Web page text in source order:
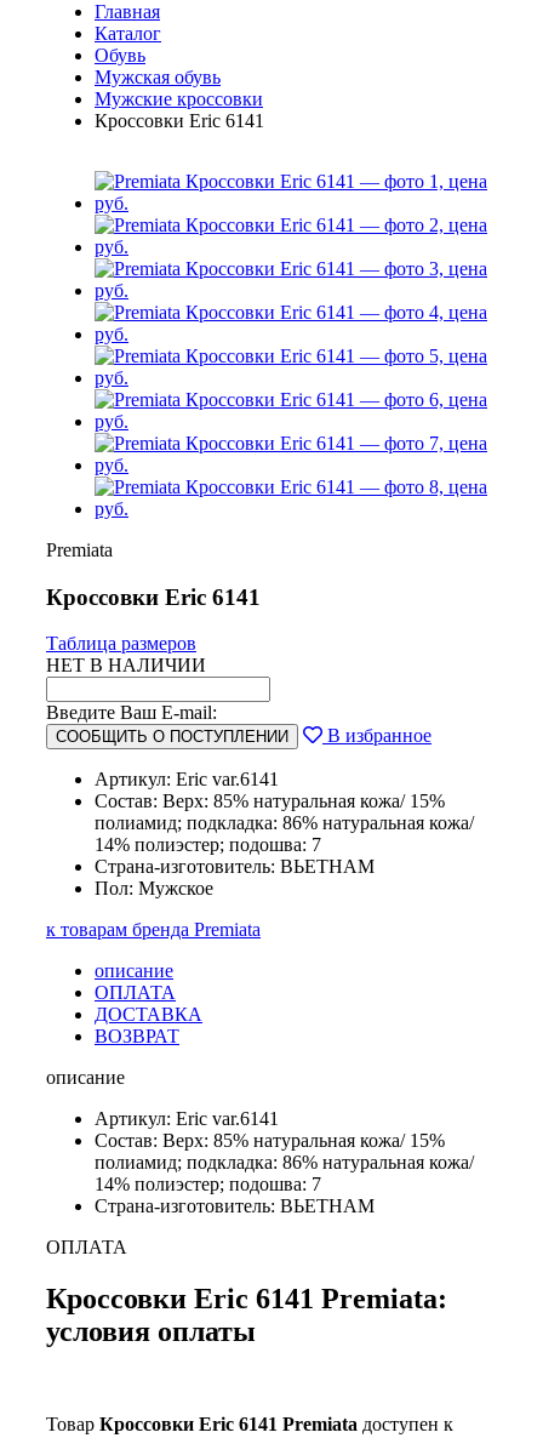
Главная
Каталог
Обувь
Мужская обувь
Мужские кроссовки
Кроссовки Eric 6141
Premiata
Кроссовки Eric 6141
Таблица размеров
НЕТ В НАЛИЧИИ
Введите Ваш E-mail:
СООБЩИТЬ О ПОСТУПЛЕНИИ В избранное
Артикул: Eric var.6141
Состав: Верх: 85% натуральная кожа/ 15%
полиамид; подкладка: 86% натуральная кожа/
14% полиэстер; подошва: 7
Страна-изготовитель: ВЬЕТНАМ
Пол: Мужское
к товарам бренда Premiata
описание
ОПЛАТА
ДОСТАВКА
ВОЗВРАТ
описание
Артикул: Eric var.6141
Состав: Верх: 85% натуральная кожа/ 15%
полиамид; подкладка: 86% натуральная кожа/
14% полиэстер; подошва: 7
Страна-изготовитель: ВЬЕТНАМ
ОПЛАТА
Кроссовки Eric 6141 Premiata:
условия оплаты
Товар Кроссовки Eric 6141 Premiata доступен к